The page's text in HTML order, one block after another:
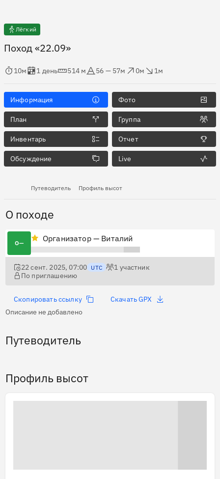
Лёгкий
Поход «22.09»
в пути
10м
Оценка в днях
1 день
Дистанция
514 м
Абсолютная высота
56 — 57м
0м
1м
Информация Фото
План Группа
Инвентарь Отчет
Обсуждение Live
Путеводитель Профиль высот
О походе
О— Организатор — Виталий
22 сент. 2025, 07:00 UTC 1 участник
По приглашению
Скопировать ссылку
Скачать GPX
Описание не добавлено
Путеводитель
Профиль высот